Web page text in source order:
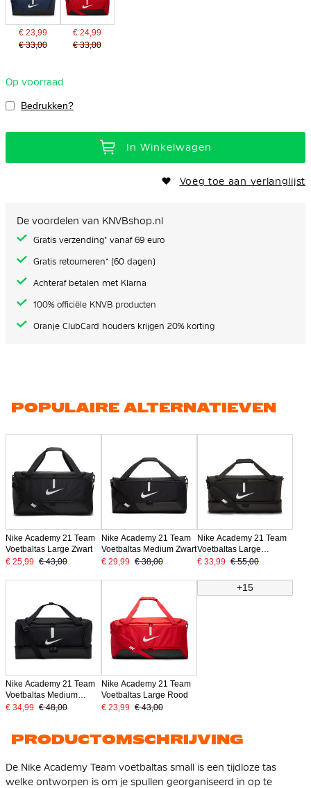
€ 23,99
€ 33,00
€ 24,99
€ 33,00
Op voorraad
Bedrukken?
In Winkelwagen
Voeg toe aan verlanglijst
De voordelen van KNVBshop.nl
Gratis verzending* vanaf 69 euro
Gratis retourneren* (60 dagen)
Achteraf betalen met Klarna
100% officiële KNVB producten
Oranje ClubCard houders krijgen 20% korting
POPULAIRE ALTERNATIEVEN
Nike Academy 21 Team
Voetbaltas Large Zwart
€ 25,99 € 43,00
Nike Academy 21 Team
Voetbaltas Medium Zwart
€ 29,99 € 38,00
Nike Academy 21 Team
Voetbaltas Large
Schoenenvak Zwart
€ 33,99 € 55,00
Nike Academy 21 Team
Voetbaltas Medium
Schoenenvak Zwart
€ 34,99 € 48,00
Nike Academy 21 Team
Voetbaltas Large Rood
€ 23,99 € 43,00
+15
PRODUCTOMSCHRIJVING
De Nike Academy Team voetbaltas small is een tijdloze tas
welke ontworpen is om je spullen georganiseerd in op te